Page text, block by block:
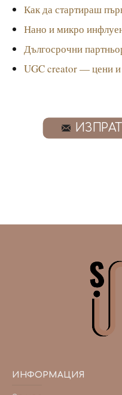
Как да стартираш
Нано и микро
Дългосрочни
UGC creator — цени и
ИНФОРМАЦИЯ